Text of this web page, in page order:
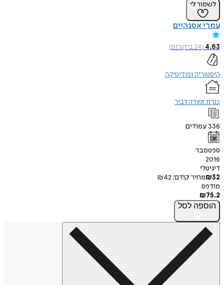
לשמור לי
עמרי אסנהיים
4.63
(
24ביקורות)
היסטוריה ופוליטיקה
כנרת זמורה דביר
336 עמודים
ספטמבר
2016
דיגיטלי
₪32 מחיר קודם: ₪42
מודפס
₪75.2
הוספה לסל